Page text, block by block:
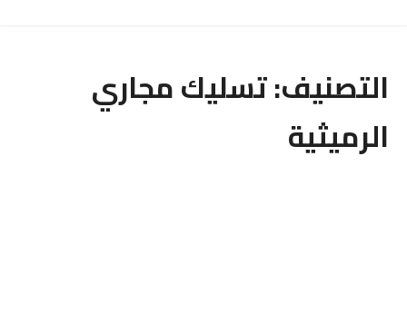
التصنيف:تسليك مجاري
الرميثية